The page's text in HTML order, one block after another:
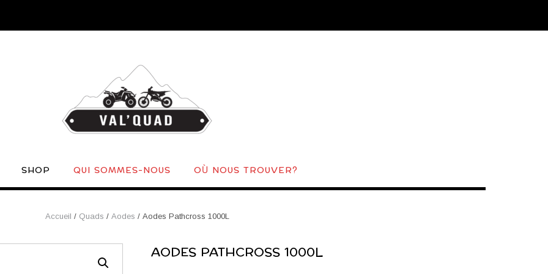
SHOP QUI SOMMES-NOUS OÙ NOUS TROUVER?
Accueil / Quads / Aodes / Aodes Pathcross 1000L
AODES PATHCROSS 1000L